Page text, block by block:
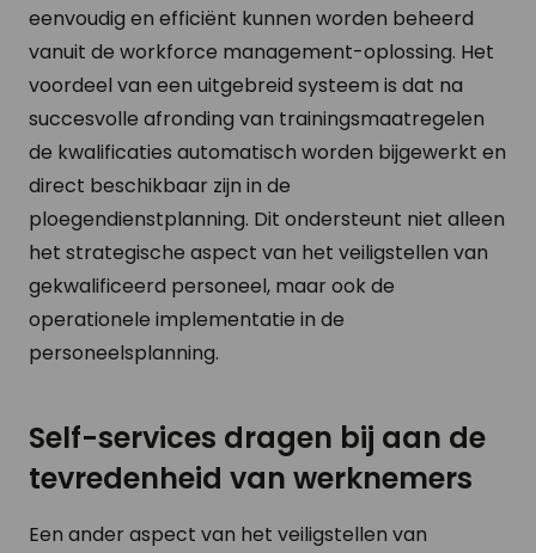
eenvoudig en efficiënt kunnen worden beheerd
vanuit de workforce management-oplossing. Het
voordeel van een uitgebreid systeem is dat na
succesvolle afronding van trainingsmaatregelen
de kwalificaties automatisch worden bijgewerkt en
direct beschikbaar zijn in de
ploegendienstplanning. Dit ondersteunt niet alleen
het strategische aspect van het veiligstellen van
gekwalificeerd personeel, maar ook de
operationele implementatie in de
personeelsplanning.
Self-services dragen bij aan de
tevredenheid van werknemers
Een ander aspect van het veiligstellen van